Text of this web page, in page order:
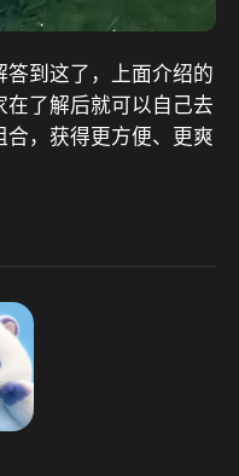
到这了，上面介绍的
了解后就可以自己去
，获得更方便、更爽